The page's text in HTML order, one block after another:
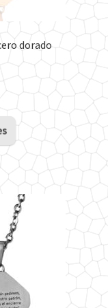
dorado
Este
producto
tiene
múltiples
variantes.
Las
opciones
elegir
en